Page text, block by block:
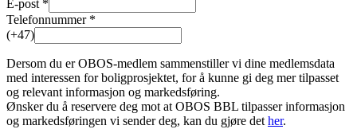
E-post *
Telefonnummer *
(+47)
Dersom du er OBOS-medlem sammenstiller vi dine medlemsdata
med interessen for boligprosjektet, for å kunne gi deg mer tilpasset
og relevant informasjon og markedsføring.
Ønsker du å reservere deg mot at OBOS BBL tilpasser informasjon
og markedsføringen vi sender deg, kan du gjøre dether.